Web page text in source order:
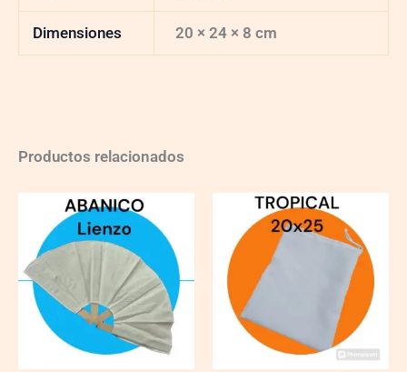
Dimensiones 20 × 24 × 8 cm
Productos relacionados
quantity
Tropical
Blanca
20x25
quantity